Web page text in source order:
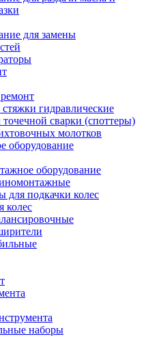
для замены
гидравлические
сварки (споттеры)
молотков
оборудование
оборудование
для подкачки колес
колес
наборы